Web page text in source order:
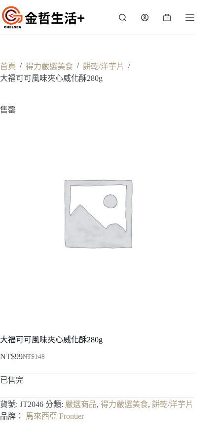
跳
至
主
容
購
首頁 / 得力嚴選美食 / 餅乾/洋芋片
/
大福可可風味夾心威化酥280g
售罄
大福可可風味夾心威化酥280g
NT$148
NT$148。
NT$99
NT$99。
已售完
貨號: JT2046 分類: 嚴選商品, 得力嚴選美食, 餅乾/洋芋片
品牌：
馬來西亞 Frontier